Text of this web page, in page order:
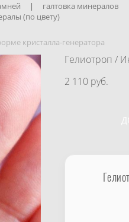
| галтовка минералов
(по цвету)
кристалла-генератора
Гелиотроп /
2 110 pуб.